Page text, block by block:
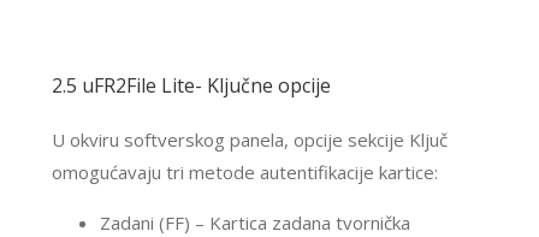
2.5 uFR2File Lite- Ključne opcije
U okviru softverskog panela, opcije sekcije Ključ
omogućavaju tri metode autentifikacije kartice:
Zadani (FF) – Kartica zadana tvornička